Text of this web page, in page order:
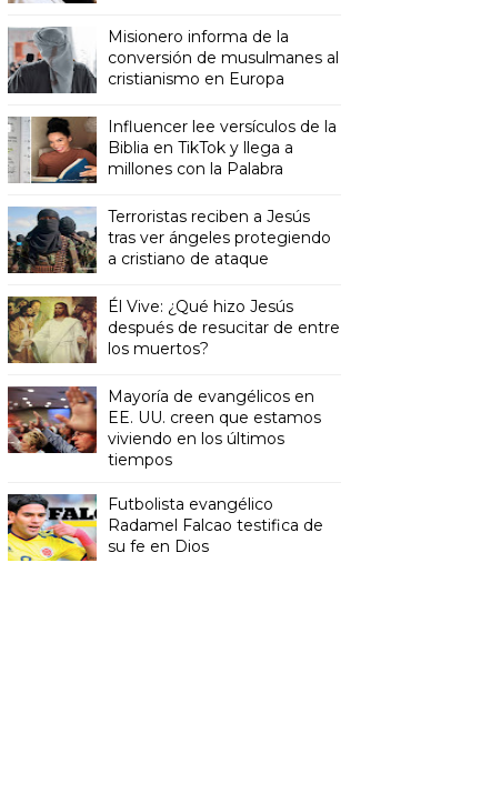
Misionero informa de la
conversión de musulmanes al
cristianismo en Europa
Influencer lee versículos de la
Biblia en TikTok y llega a
millones con la Palabra
Terroristas reciben a Jesús
tras ver ángeles protegiendo
a cristiano de ataque
Él Vive: ¿Qué hizo Jesús
después de resucitar de entre
los muertos?
Mayoría de evangélicos en
EE. UU. creen que estamos
viviendo en los últimos
tiempos
Futbolista evangélico
Radamel Falcao testifica de
su fe en Dios